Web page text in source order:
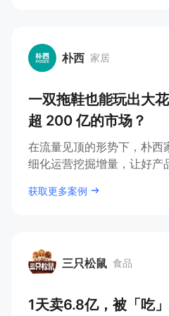
朴西 家居
朴西
一双拖鞋也能玩出大
超 200 亿的市场？
在流量见顶的形势下，朴西
细化运营挖掘增量，让好产
获取更多案例
三只松鼠 食品
三只松鼠
1天卖6.8亿，被「吃